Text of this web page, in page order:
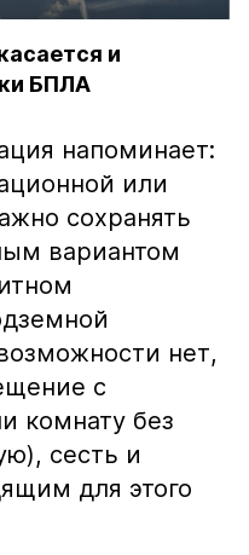
и
БПЛА
напоминает:
или
сохранять
вариантом
нет,
с
комнату без
сесть и
для этого